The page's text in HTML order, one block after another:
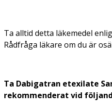
Ta alltid detta läkemedel
Rådfråga läkare om du är
Ta Dabigatran etexilate
rekommenderat vid